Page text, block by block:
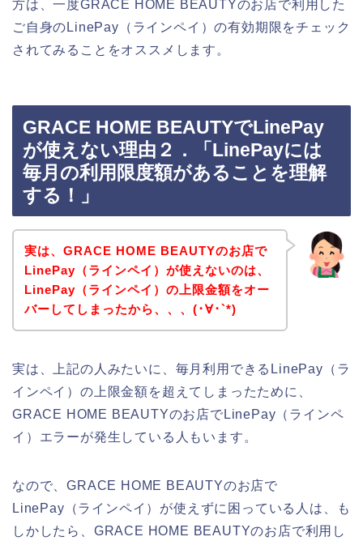
方は、一度GRACE HOME BEAUTYのお店で利用した
ご自身のLinePay（ラインペイ）の有効期限をチェック
されてみることをオススメします。
GRACE HOME BEAUTYでLinePay
が使えない理由２．「LinePayには
毎月の利用限度額があることを理解
する！」
実は、GRACE HOME BEAUTYのお店で
LinePay（ラインペイ）が使えないのは、
LinePay（ラインペイ）の上限金額をオー
バーしてしまったから、、、(･∀･`*)
実は、上記の人みたいに、毎月利用できるLinePay（ラ
インペイ）の上限金額を超えてしまったために、
GRACE HOME BEAUTYのお店でLinePay（ラインペ
イ）エラーが発生している人もいます。
なので、GRACE HOME BEAUTYのお店で
LinePay（ラインペイ）が使えずに困っている人は、も
しかしたら、GRACE HOME BEAUTYのお店で利用し